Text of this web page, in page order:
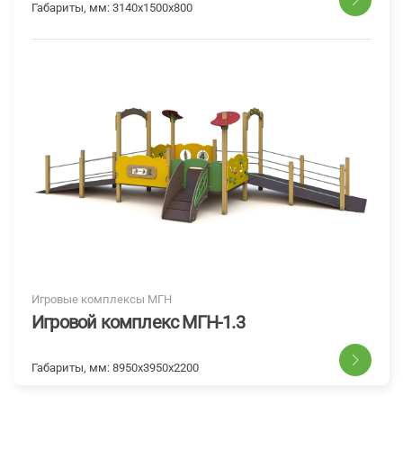
Габариты, мм: 3140x1500x800
Игровые комплексы МГН
Игровой комплекс МГН-1.3
Габариты, мм: 8950x3950x2200